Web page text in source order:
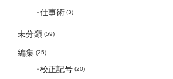
仕事術 (3)
未分類 (59)
編集 (25)
校正記号 (20)